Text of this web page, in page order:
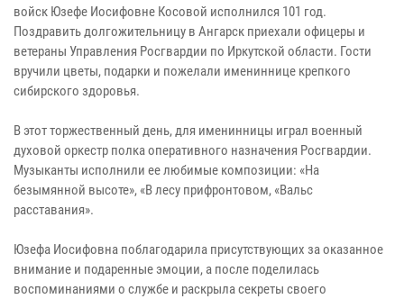
войск Юзефе Иосифовне Косовой исполнился 101 год.
Поздравить долгожительницу в Ангарск приехали офицеры и
ветераны Управления Росгвардии по Иркутской области. Гости
вручили цветы, подарки и пожелали имениннице крепкого
сибирского здоровья.
В этот торжественный день, для именинницы играл военный
духовой оркестр полка оперативного назначения Росгвардии.
Музыканты исполнили ее любимые композиции: «На
безымянной высоте», «В лесу прифронтовом, «Вальс
расставания».
Юзефа Иосифовна поблагодарила присутствующих за оказанное
внимание и подаренные эмоции, а после поделилась
воспоминаниями о службе и раскрыла секреты своего